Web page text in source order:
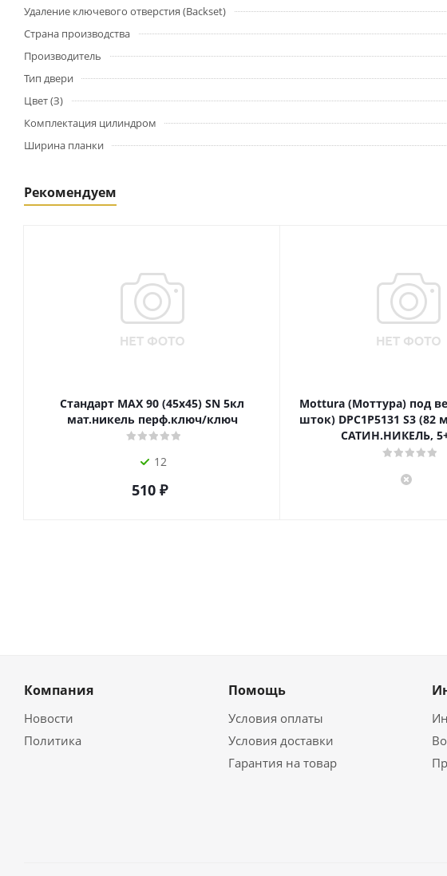
Удаление ключевого отверстия (Backset)
Страна производства
Производитель
Тип двери
Цвет (З)
Комплектация цилиндром
Ширина планки
Рекомендуем
Стандарт MAX 90 (45х45) SN 5кл
мат.никель перф.ключ/ключ
12
510₽
Mottura (Моттура) под
шток) DPC1P5131 S3 (82
САТИН.НИКЕЛЬ,
Компания
Новости
Политика
Помощь
Условия оплаты
Условия доставки
Гарантия на товар